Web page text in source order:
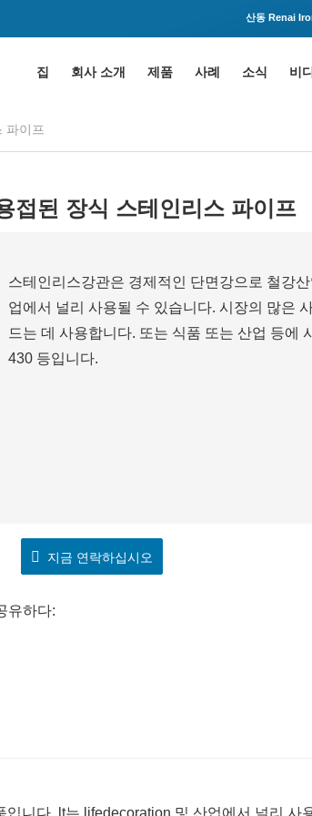
산동 Renai
집 회사 소개 제품 사례 소식 비
파이프
접된 장식 스테인리스 파이프
스테인리스강관은 경제적인 단면강으로 철강
업에서 널리 사용될 수 있습니다. 시장의 많은
드는 데 사용합니다. 또는 식품 또는 산업 등에
430 등입니다.
지금 연락하십시오
유하다: